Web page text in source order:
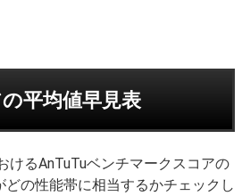
平均値早見表
けるAnTuTuベンチマークスコアの
の性能帯に相当するかチェックし